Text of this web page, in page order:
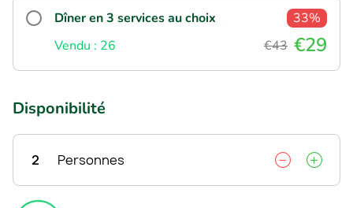
Dîner en 3 services au choix
33%
Vendu : 26
€43 €29
Disponibilité
2 Personnes